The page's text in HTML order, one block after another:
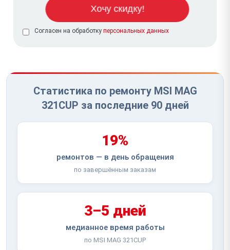
Согласен на обработку персональных данных
Статистика по ремонту MSI MAG
321CUP за последние 90 дней
19%
ремонтов — в день обращения
по завершённым заказам
3–5 дней
медианное время работы
по MSI MAG 321CUP